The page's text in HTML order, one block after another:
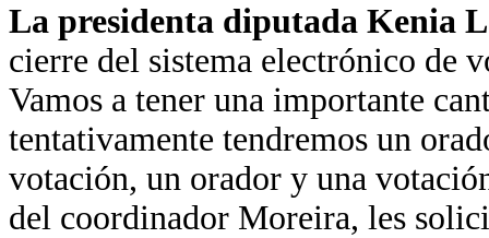
La presidenta diputada Kenia
cierre del sistema electrónico de
Vamos a tener una importante
tentativamente tendremos un
votación, un orador y una
del coordinador Moreira, les